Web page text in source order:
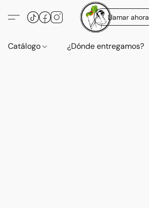
Llamar ahora
Catálogo ¿Dónde entregamos?